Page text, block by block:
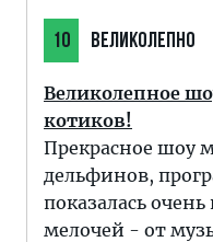
10 ВЕЛИКОЛЕПНО
Великолепное
котиков!
Прекрасное шоу
дельфинов,
показалась
мелочей - от